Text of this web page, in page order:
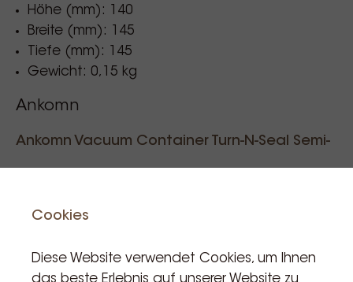
Höhe (mm): 140
Breite (mm): 145
Tiefe (mm): 145
Gewicht: 0,15 kg
Ankomn
Ankomn Vacuum Container Turn-N-Seal Semi-
Cookies
Diese Website verwendet Cookies, um Ihnen
das beste Erlebnis auf unserer Website zu